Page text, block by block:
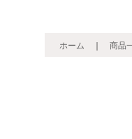
ホーム ｜ 商品